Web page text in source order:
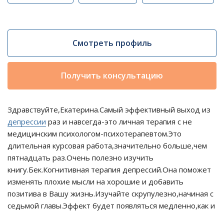
Смотреть профиль
Получить консультацию
Здравствуйте,Екатерина.Самый эффективный выход из
депрессии раз и навсегда-это личная терапия с не
медицинским психологом-психотерапевтом.Это
длительная курсовая работа,значительно больше,чем
пятнадцать раз.Очень полезно изучить
книгу.Бек.Когнитивная терапия депрессий.Она поможет
изменять плохие мысли на хорошие и добавить
позитива в Вашу жизнь.Изучайте скрупулезно,начиная с
седьмой главы.Эффект будет появляться медленно,как и